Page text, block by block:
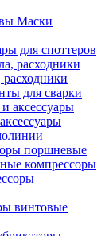
Маски
для споттеров
для сварки
поршневые
компрессоры
винтовые